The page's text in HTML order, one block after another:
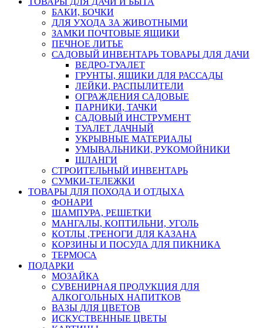
БАКИ, БОЧКИ
ДЛЯ УХОДА ЗА ЖИВОТНЫМИ
ЗАМКИ ПОЧТОВЫЕ ЯЩИКИ
ПЕЧНОЕ ЛИТЬЕ
САДОВЫЙ ИНВЕНТАРЬ ТОВАРЫ ДЛЯ ДАЧИ
ВЕДРО-ТУАЛЕТ
ГРУНТЫ, ЯЩИКИ ДЛЯ РАССАДЫ
ЛЕЙКИ, РАСПЫЛИТЕЛИ
ОГРАЖДЕНИЯ САДОВЫЕ
ПАРНИКИ, ТАЧКИ
САДОВЫЙ ИНСТРУМЕНТ
ТУАЛЕТ ДАЧНЫЙ
УКРЫВНЫЕ МАТЕРИАЛЫ
УМЫВАЛЬНИКИ, РУКОМОЙНИКИ
ШЛАНГИ
СТРОИТЕЛЬНЫЙ ИНВЕНТАРЬ
СУМКИ-ТЕЛЕЖКИ
ТОВАРЫ ДЛЯ ПОХОДА И ОТДЫХА
ФОНАРИ
ШАМПУРА, РЕШЕТКИ
МАНГАЛЫ, КОПТИЛЬНИ, УГОЛЬ
КОТЛЫ ,ТРЕНОГИ ДЛЯ КАЗАНА
КОРЗИНЫ И ПОСУДА ДЛЯ ПИКНИКА
ТЕРМОСА
ПОДАРКИ
МОЗАЙКА
СУВЕНИРНАЯ ПРОДУКЦИЯ ДЛЯ
АЛКОГОЛЬНЫХ НАПИТКОВ
ВАЗЫ ДЛЯ ЦВЕТОВ
ИСКУСТВЕННЫЕ ЦВЕТЫ